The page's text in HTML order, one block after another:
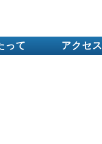
って アクセス